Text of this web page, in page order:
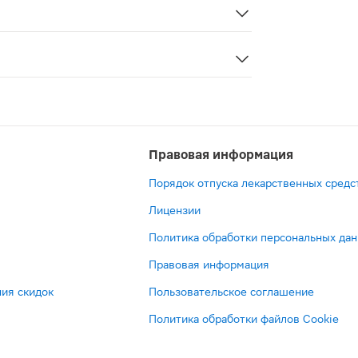
скидок
Правовая информация
Порядок отпуска лекарственных
Лицензии
Политика обработки персональных
Правовая информация
Пользовательское соглашение
Политика обработки файлов Cookie